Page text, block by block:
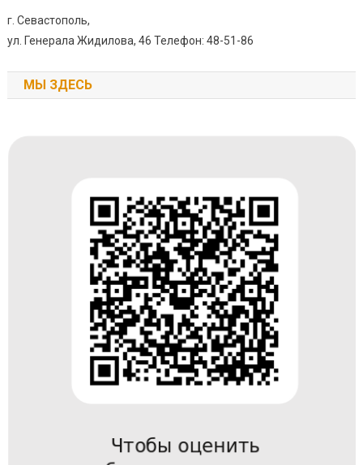
г. Севастополь,
ул. Генерала Жидилова, 46 Телефон: 48-51-86
МЫ ЗДЕСЬ